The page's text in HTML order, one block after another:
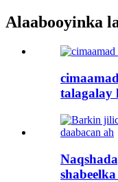
Alaabooyinka
talagalay